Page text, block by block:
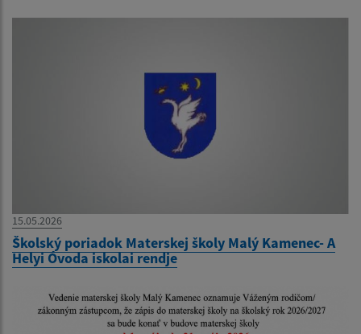
15.05.2026
Školský poriadok Materskej školy Malý Kamenec- A
Helyi Óvoda iskolai rendje